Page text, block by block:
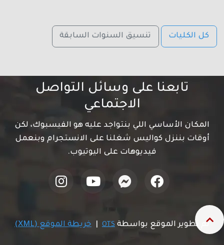
كل الكليات تنسيق السنوات السابقة
تابعنا على وسائل التواصل
الاجتماعي
المكان الأساسي اللي بنتواجد عليه هو الفيسبوك، لكن
أوقات بننزل كواليس شغلنا على الانستجرام وبنعمل
فيديوهات على اليوتيوب.
تم تطوير الموقع بواسطة OTS خريطة الموقع (XML)